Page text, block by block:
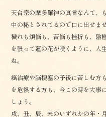
天台宗の摩多羅神の真言なんて、
中の秘とされてるので口に出せま
穢れも煩悩も、苦悩も挫折も、陰
を張って蓮の花が咲くように、人
ね。
癌治療や脳梗塞の予後に苦しむ方
を危惧する方も、今この時を大事
しょう。
戌、丑、辰、未のいずれかの年・